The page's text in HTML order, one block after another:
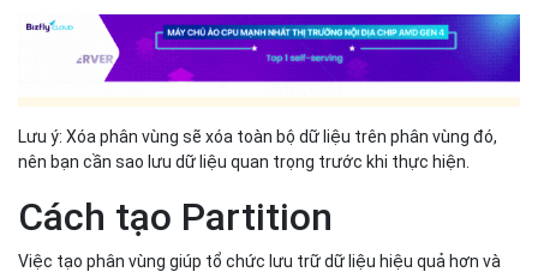
Lưu ý: Xóa phân vùng sẽ xóa toàn bộ dữ liệu trên phân vùng đó,
nên bạn cần sao lưu dữ liệu quan trọng trước khi thực hiện.
Cách tạo Partition
Việc tạo phân vùng giúp tổ chức lưu trữ dữ liệu hiệu quả hơn và